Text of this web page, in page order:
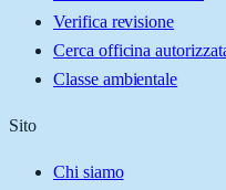
Verifica revisione
Cerca officina
Classe ambientale
Sito
Chi siamo